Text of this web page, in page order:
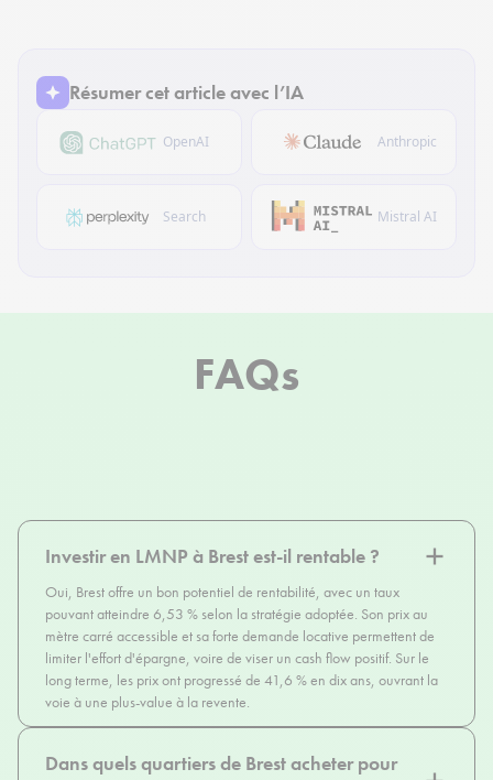
Résumer cet article avec l’IA
OpenAI Anthropic
Search Mistral AI
FAQs
Investir en LMNP à Brest est-il rentable ?
Oui, Brest offre un bon potentiel de rentabilité, avec un taux
pouvant atteindre 6,53 % selon la stratégie adoptée. Son prix au
mètre carré accessible et sa forte demande locative permettent de
limiter l'effort d'épargne, voire de viser un cash flow positif. Sur le
long terme, les prix ont progressé de 41,6 % en dix ans, ouvrant la
voie à une plus-value à la revente.
Dans quels quartiers de Brest acheter pour